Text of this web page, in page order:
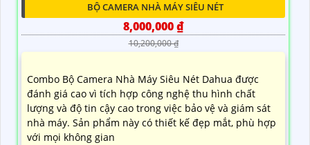
BỘ CAMERA NHÀ MÁY SIÊU NÉT
8,000,000 ₫
10,200,000 ₫
Combo Bộ Camera Nhà Máy Siêu Nét Dahua được
đánh giá cao vì tích hợp công nghệ thu hình chất
lượng và độ tin cậy cao trong việc bảo vệ và giám sát
nhà máy. Sản phẩm này có thiết kế đẹp mắt, phù hợp
với mọi không gian